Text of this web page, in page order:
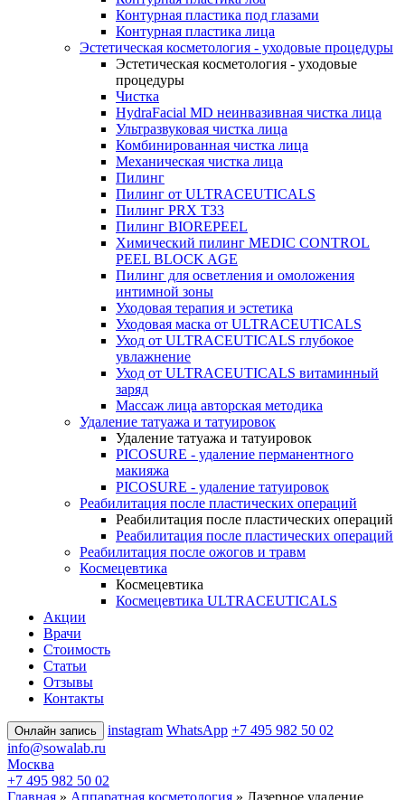
Контурная пластика под глазами
Контурная пластика лица
Эстетическая косметология - уходовые процедуры
Эстетическая косметология - уходовые
процедуры
Чистка
HydraFacial MD неинвазивная чистка лица
Ультразвуковая чистка лица
Комбинированная чистка лица
Механическая чистка лица
Пилинг
Пилинг от ULTRACEUTICALS
Пилинг PRX T33
Пилинг BIOREPEEL
Химический пилинг MEDIC CONTROL
PEEL BLOCK AGE
Пилинг для осветления и омоложения
интимной зоны
Уходовая терапия и эстетика
Уходовая маска от ULTRACEUTICALS
Уход от ULTRACEUTICALS глубокое
увлажнение
Уход от ULTRACEUTICALS витаминный
заряд
Массаж лица авторская методика
Удаление татуажа и татуировок
Удаление татуажа и татуировок
PICOSURE - удаление перманентного
макияжа
PICOSURE - удаление татуировок
Реабилитация после пластических операций
Реабилитация после пластических операций
Реабилитация после пластических операций
Реабилитация после ожогов и травм
Космецевтика
Космецевтика
Космецевтика ULTRACEUTICALS
Акции
Врачи
Стоимость
Статьи
Отзывы
Контакты
Онлайн запись instagram WhatsApp +7 495 982 50 02
info@sowalab.ru
Москва
+7 495 982 50 02
Главная » Аппаратная косметология » Лазерное удаление